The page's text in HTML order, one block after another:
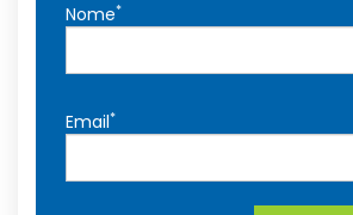
Nome*
Email*